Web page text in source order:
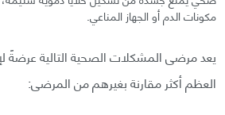
مكونات الدم أو الجهاز المناعي.
يعد مرضى المشكلات الصحية التالية عرضةً
العظم أكثر مقارنة بغيرهم من المرضى: